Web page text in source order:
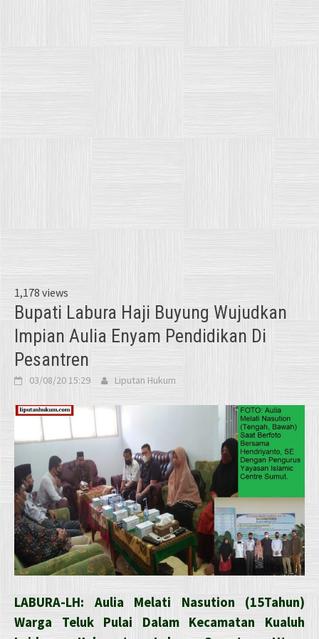
1,178 views
Bupati Labura Haji Buyung Wujudkan
Impian Aulia Enyam Pendidikan Di
Pesantren
03/08/20 15:29 Liputan Hukum
LABURA-LH: Aulia Melati Nasution (15Tahun)
Warga Teluk Pulai Dalam Kecamatan Kualuh